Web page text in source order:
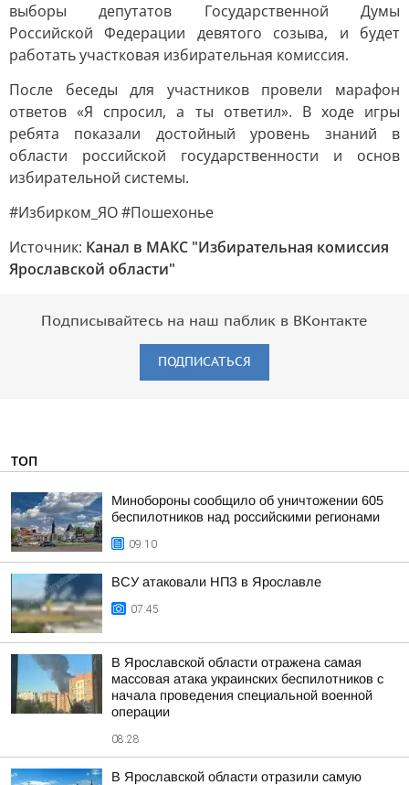
выборы депутатов Государственной Думы
Российской Федерации девятого созыва, и будет
работать участковая избирательная комиссия.
После беседы для участников провели марафон
ответов «Я спросил, а ты ответил». В ходе игры
ребята показали достойный уровень знаний в
области российской государственности и основ
избирательной системы.
#Избирком_ЯО #Пошехонье
Источник: Канал в МАКС "Избирательная комиссия
Ярославской области"
Подписывайтесь на наш паблик в ВКонтакте
ПОДПИСАТЬСЯ
ТОП
Минобороны сообщило об уничтожении 605
беспилотников над российскими регионами
09:10
ВСУ атаковали НПЗ в Ярославле
07:45
В Ярославской области отражена самая
массовая атака украинских беспилотников с
начала проведения специальной военной
операции
08:28
В Ярославской области отразили самую